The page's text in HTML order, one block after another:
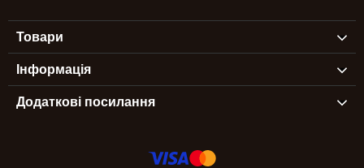
Товари
Інформація
Додаткові посилання